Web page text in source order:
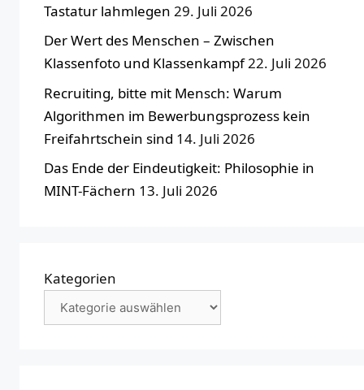
Tastatur lahmlegen 29. Juli 2026
Der Wert des Menschen – Zwischen
Klassenfoto und Klassenkampf22. Juli 2026
Recruiting, bitte mit Mensch: Warum
Algorithmen im Bewerbungsprozess kein
Freifahrtschein sind 14. Juli 2026
Das Ende der Eindeutigkeit: Philosophie in
MINT-Fächern 13. Juli 2026
Kategorien